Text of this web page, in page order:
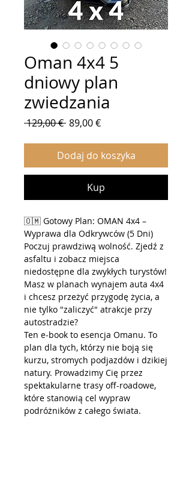
Oman 4x4 5
dniowy plan
zwiedzania
129,00 € Regularna
89,00 €Cena
Dodaj do koszyka
Kup
🇴🇲 Gotowy Plan: OMAN 4x4 –
Wyprawa dla Odkrywców (5 Dni)
Poczuj prawdziwą wolność. Zjedź z
asfaltu i zobacz miejsca
niedostępne dla zwykłych turystów!
Masz w planach wynajem auta 4x4
i chcesz przeżyć przygodę życia, a
nie tylko "zaliczyć" atrakcje przy
autostradzie?
Ten e-book to esencja Omanu. To
plan dla tych, którzy nie boją się
kurzu, stromych podjazdów i dzikiej
natury. Prowadzimy Cię przez
spektakularne trasy off-roadowe,
które stanowią cel wypraw
podróżników z całego świata.